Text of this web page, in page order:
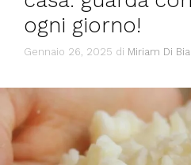
ogni giorno!
Gennaio 26, 2025 di Miriam Di